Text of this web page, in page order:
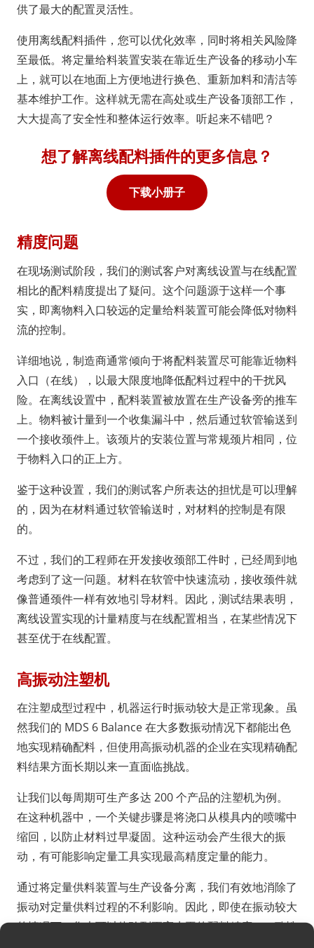
供了最大的配置灵活性。
使用离线配料插件，您可以优化效率，同时将相关风险降
至最低。将定量给料装置安装在靠近生产设备的移动小车
上，就可以在地面上方便地进行换色、重新加料和清洁等
基本维护工作。这样就无需在高处或生产设备顶部工作，
大大提高了安全性和整体运行效率。听起来不错吧？
想了解离线配料插件的更多信息？
下载小册子
精度问题
在现场测试阶段，我们的测试客户对离线设置与在线配置
相比的配料精度提出了疑问。这个问题源于这样一个事
实，即离物料入口较远的定量给料装置可能会降低对物料
流的控制。
详细地说，制造商通常倾向于将配料装置尽可能靠近物料
入口（在线），以最大限度地降低配料过程中的干扰风
险。在离线设置中，配料装置被放置在生产设备旁的推车
上。物料被计量到一个收集漏斗中，然后通过软管输送到
一个接收颈件上。该颈片的安装位置与常规颈片相同，位
于物料入口的正上方。
鉴于这种设置，我们的测试客户所表达的担忧是可以理解
的，因为在材料通过软管输送时，对材料的控制是有限
的。
不过，我们的工程师在开发接收颈部工件时，已经周到地
考虑到了这一问题。材料在软管中快速流动，接收颈件就
像普通颈件一样有效地引导材料。因此，测试结果表明，
离线设置实现的计量精度与在线配置相当，在某些情况下
甚至优于在线配置。
高振动注塑机
在注塑成型过程中，机器运行时振动较大是正常现象。虽
然我们的 MDS 6 Balance 在大多数振动情况下都能出色
地实现精确配料，但使用高振动机器的企业在实现精确配
料结果方面长期以来一直面临挑战。
让我们以每周期可生产多达 200 个产品的注塑机为例。
在这种机器中，一个关键步骤是将浇口从模具内的喷嘴中
缩回，以防止材料过早凝固。这种运动会产生很大的振
动，有可能影响定量工具实现最高精度定量的能力。
通过将定量供料装置与生产设备分离，我们有效地消除了
振动对定量供料过程的不利影响。因此，即使在振动较大
的情况下，您也可以体验到更高水平的配料精度、一致性